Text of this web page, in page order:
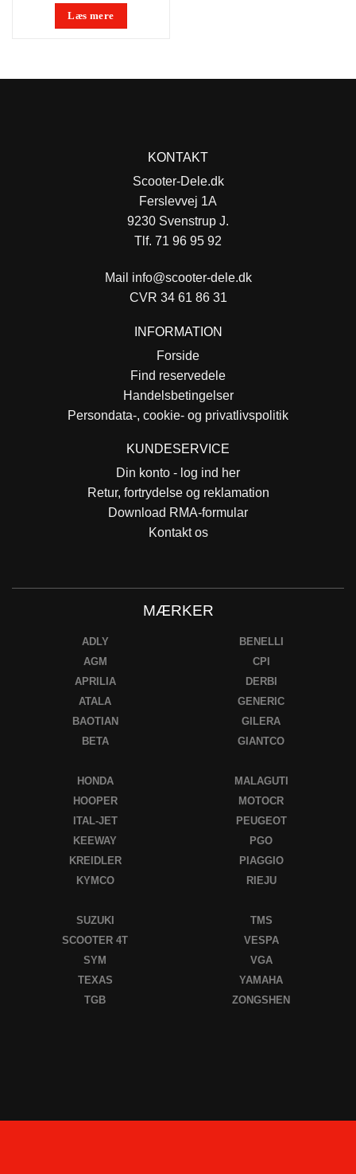
980,00 kr..
Læs mere
KONTAKT
Scooter-Dele.dk
Ferslevvej 1A
9230 Svenstrup J.
Tlf. 71 96 95 92
Mail info@scooter-dele.dk
CVR 34 61 86 31
INFORMATION
Forside
Find reservedele
Handelsbetingelser
Persondata-, cookie- og privatlivspolitik
KUNDESERVICE
Din konto - log ind her
Retur, fortrydelse og reklamation
Download RMA-formular
Kontakt os
MÆRKER
ADLY
AGM
APRILIA
ATALA
BAOTIAN
BETA
BENELLI
CPI
DERBI
GENERIC
GILERA
GIANTCO
HONDA
HOOPER
ITAL-JET
KEEWAY
KREIDLER
KYMCO
MALAGUTI
MOTOCR
PEUGEOT
PGO
PIAGGIO
RIEJU
SUZUKI
SCOOTER 4T
SYM
TEXAS
TGB
TMS
VESPA
VGA
YAMAHA
ZONGSHEN